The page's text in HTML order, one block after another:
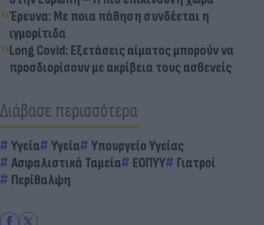
Έρευνα: Με ποια πάθηση συνδέεται η
ιγμορίτιδα
Long Covid: Εξετάσεις αίματος μπορούν να
προσδιορίσουν με ακρίβεια τους ασθενείς
Διάβασε περισσότερα
Υγεία Υγεία
Υπουργείο Υγείας
Ασφαλιστικά Ταμεία
ΕΟΠΥΥ
Γιατροί
Περίθαλψη